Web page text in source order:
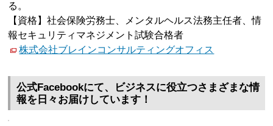
る。
【資格】社会保険労務士、メンタルヘルス法務主任者、情
報セキュリティマネジメント試験合格者
株式会社ブレインコンサルティングオフィス
公式Facebookにて、ビジネスに役立つさまざまな情
報を日々お届けしています！